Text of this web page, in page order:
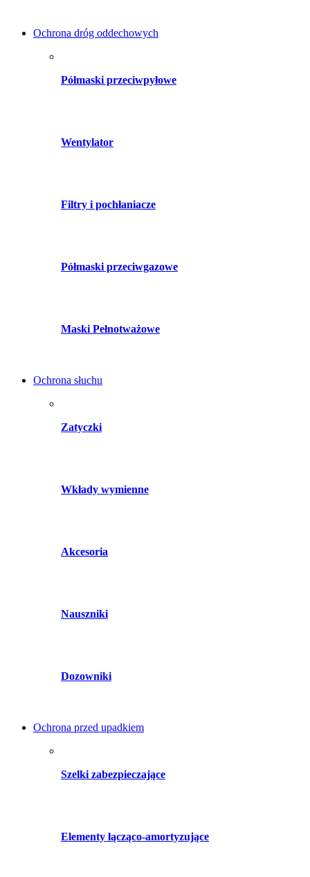
Ochrona dróg oddechowych
Półmaski przeciwpyłowe
Wentylator
Filtry i pochłaniacze
Półmaski przeciwgazowe
Maski Pełnotważowe
Ochrona słuchu
Zatyczki
Wkłady wymienne
Akcesoria
Nauszniki
Dozowniki
Ochrona przed upadkiem
Szelki zabezpieczające
Elementy łącząco-amortyzujące